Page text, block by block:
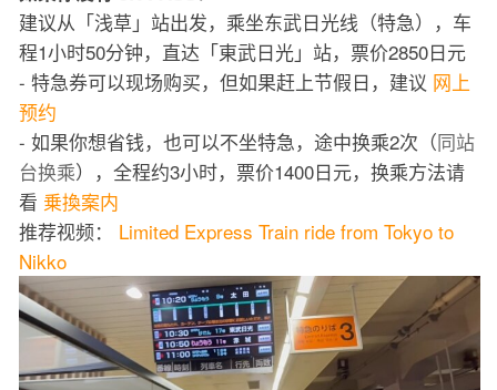
建议从「浅草」站出发，乘坐东武日光线（特急），车
程1小时50分钟，直达「東武日光」站，票价2850日元
- 特急券可以现场购买，但如果赶上节假日，建议 网上
预约
- 如果你想省钱，也可以不坐特急，途中换乘2次（同站
台换乘），全程约3小时，票价1400日元，换乘方法请
看 乗換案内
推荐视频： Limited Express Train ride from Tokyo to
Nikko